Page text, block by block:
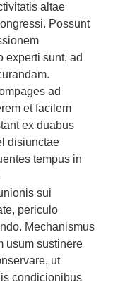
altae
Possunt
experti sunt, ad
ad
et facilem
ex duabus
disiunctae
tempus in
sui
periculo
Mechanismus
usum sustinere
ut
condicionibus